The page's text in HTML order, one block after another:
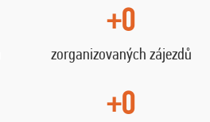
+0
zorganizovaných zájezdů
+0